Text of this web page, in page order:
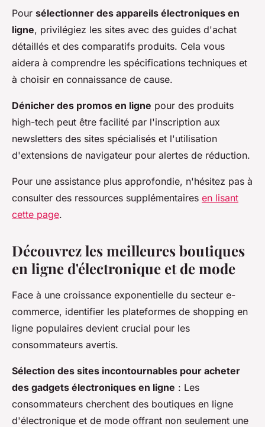
Pour sélectionner des appareils électroniques en
ligne, privilégiez les sites avec des guides d'achat
détaillés et des comparatifs produits. Cela vous
aidera à comprendre les spécifications techniques et
à choisir en connaissance de cause.
Dénicher des promos en ligne pour des produits
high-tech peut être facilité par l'inscription aux
newsletters des sites spécialisés et l'utilisation
d'extensions de navigateur pour alertes de réduction.
Pour une assistance plus approfondie, n'hésitez pas à
consulter des ressources supplémentaires en lisant
cette page.
Découvrez les meilleures boutiques
en ligne d'électronique et de mode
Face à une croissance exponentielle du secteur e-
commerce, identifier les plateformes de shopping en
ligne populaires devient crucial pour les
consommateurs avertis.
Sélection des sites incontournables pour acheter
des gadgets électroniques en ligne : Les
consommateurs cherchent des boutiques en ligne
d'électronique et de mode offrant non seulement une